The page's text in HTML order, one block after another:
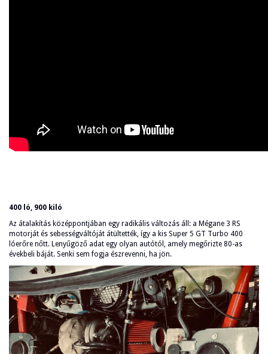
400 ló, 900 kiló
Az átalakítás középpontjában egy radikális változás áll: a Mégane 3 RS
motorját és sebességváltóját átültették, így a kis Super 5 GT Turbo 400
lóerőre nőtt. Lenyűgöző adat egy olyan autótól, amely megőrizte 80-as
évekbeli báját. Senki sem fogja észrevenni, ha jön.